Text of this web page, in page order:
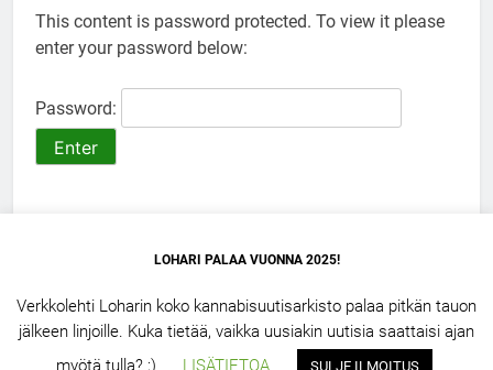
This content is password protected. To view it please
enter your password below:
Password:
LOHARI.NET 2.5 – 2026. Powered ByBlazeThemes
LOHARI PALAA VUONNA 2025!
Verkkolehti Loharin koko kannabisuutisarkisto palaa pitkän tauon
jälkeen linjoille. Kuka tietää, vaikka uusiakin uutisia saattaisi ajan
myötä tulla? ;)
LISÄTIETOA SULJE ILMOITUS